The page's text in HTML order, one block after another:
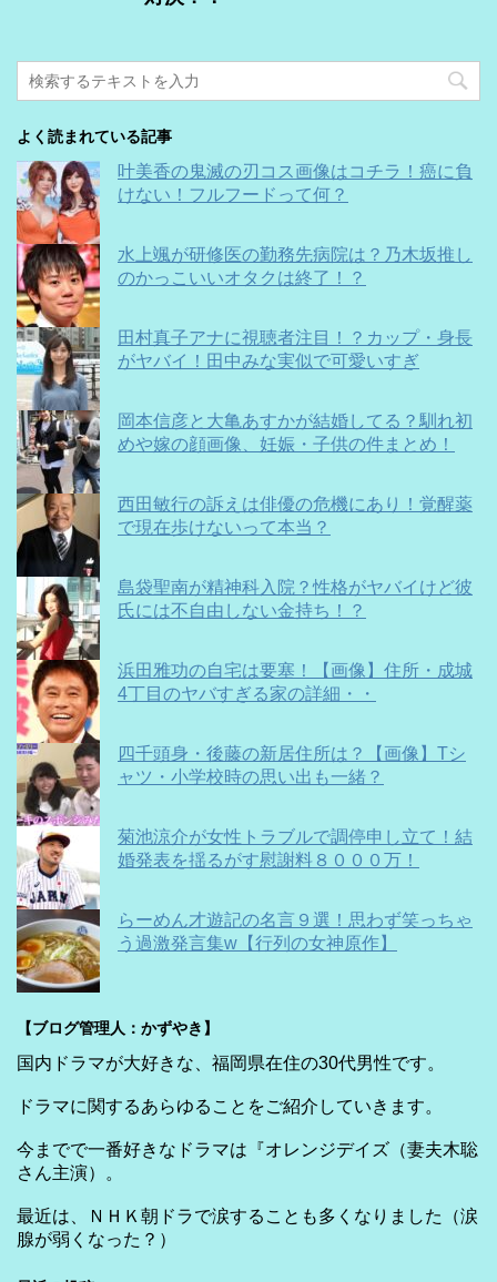
よく読まれている記事
叶美香の鬼滅の刃コス画像はコチラ！癌に負
けない！フルフードって何？
水上颯が研修医の勤務先病院は？乃木坂推し
のかっこいいオタクは終了！？
田村真子アナに視聴者注目！？カップ・身長
がヤバイ！田中みな実似で可愛いすぎ
岡本信彦と大亀あすかが結婚してる？馴れ初
めや嫁の顔画像、妊娠・子供の件まとめ！
西田敏行の訴えは俳優の危機にあり！覚醒薬
で現在歩けないって本当？
島袋聖南が精神科入院？性格がヤバイけど彼
氏には不自由しない金持ち！？
浜田雅功の自宅は要塞！【画像】住所・成城
4丁目のヤバすぎる家の詳細・・
四千頭身・後藤の新居住所は？【画像】Tシ
ャツ・小学校時の思い出も一緒？
菊池涼介が女性トラブルで調停申し立て！結
婚発表を揺るがす慰謝料８０００万！
らーめん才遊記の名言９選！思わず笑っちゃ
う過激発言集w【行列の女神原作】
【ブログ管理人：かずやき】
国内ドラマが大好きな、福岡県在住の30代男性です。
ドラマに関するあらゆることをご紹介していきます。
今までで一番好きなドラマは『オレンジデイズ（妻夫木聡
さん主演）。
最近は、ＮＨＫ朝ドラで涙することも多くなりました（涙
腺が弱くなった？）